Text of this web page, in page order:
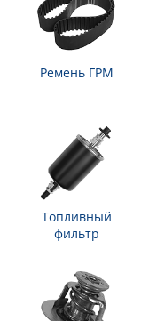
Ремень ГРМ
Топливный
фильтр